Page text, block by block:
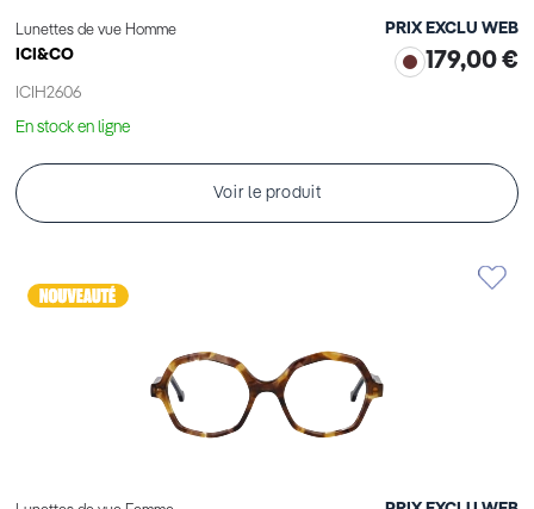
Lunettes de vue Homme
ICI&CO
ICIH2606
PRIX EXCLU WEB
179,00 €
En stock en ligne
Voir le produit